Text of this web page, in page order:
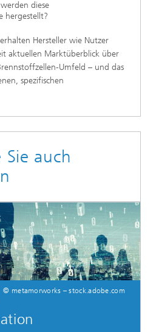
diese
hergestellt?
Hersteller wie Nutzer
aktuellen Marktüberblick über
Umfeld – und das
spezifischen
auch
© metamorworks – stock.adobe.com